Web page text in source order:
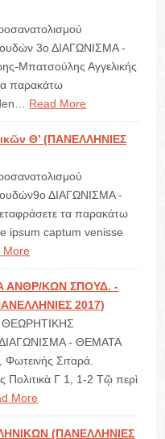
3ο ΔΙΑΓΩΝΙΣΜΑ -
Μπατσούλης Αγγελικής
παρακάτω
Read More
Θ’ (ΠΑΝΕΛΛΗΝΙΕΣ
ΔΙΑΓΩΝΙΣΜΑ -
τα παρακάτω
ipsum captum venisse
More
ΑΝΘΡ/ΚΩΝ ΣΠΟΥΔ. -
2017)
ΘΕΩΡΗΤΙΚΗΣ
- ΘΕΜΑΤΑ
Σιταρά.
Πολιτικὰ Γ 1, 1-2 Τῷ περὶ
More
(ΠΑΝΕΛΛΗΝΙΕΣ